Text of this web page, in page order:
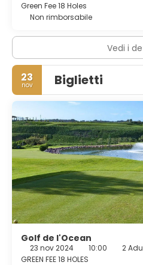
Green Fee 18 Holes
Non rimborsabile
Vedi i
23
nov Biglietti
Golf de l'Ocean
23 nov 2024 10:00 2
GREEN FEE 18 HOLES